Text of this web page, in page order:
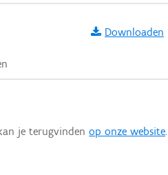
Downloaden
je terugvindenop onze website.